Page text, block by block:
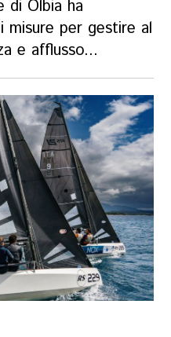
di Olbia ha
misure per gestire al
e afflusso...